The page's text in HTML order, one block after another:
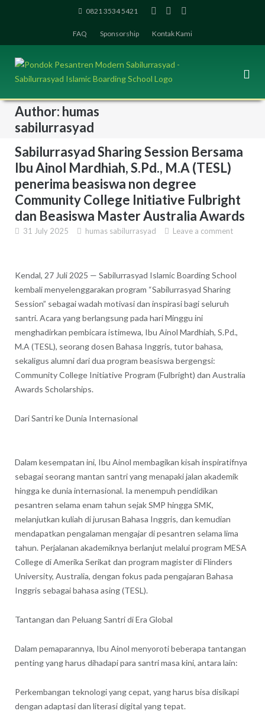
0821 3534 5421
FAQ Sponsorship Kontak Kami
Author: humas
sabilurrasyad
Sabilurrasyad Sharing Session Bersama
Ibu Ainol Mardhiah, S.Pd., M.A (TESL)
penerima beasiswa non degree
Community College Initiative Fulbright
dan Beasiswa Master Australia Awards
31 July 2025 humas sabilurrasyad Leave a comment
Kendal, 27 Juli 2025 — Sabilurrasyad Islamic Boarding School
kembali menyelenggarakan program “Sabilurrasyad Sharing
Session” sebagai wadah motivasi dan inspirasi bagi seluruh
santri. Acara yang berlangsung pada hari Minggu ini
menghadirkan pembicara istimewa, Ibu Ainol Mardhiah, S.Pd.,
M.A (TESL), seorang dosen Bahasa Inggris, tutor bahasa,
sekaligus alumni dari dua program beasiswa bergengsi:
Community College Initiative Program (Fulbright) dan Australia
Awards Scholarships.
Dari Santri ke Dunia Internasional
Dalam kesempatan ini, Ibu Ainol membagikan kisah inspiratifnya
sebagai seorang mantan santri yang menapaki jalan akademik
hingga ke dunia internasional. Ia menempuh pendidikan
pesantren selama enam tahun sejak SMP hingga SMK,
melanjutkan kuliah di jurusan Bahasa Inggris, dan kemudian
mendapatkan pengalaman mengajar di pesantren selama lima
tahun. Perjalanan akademiknya berlanjut melalui program MESA
College di Amerika Serikat dan program magister di Flinders
University, Australia, dengan fokus pada pengajaran Bahasa
Inggris sebagai bahasa asing (TESL).
Tantangan dan Peluang Santri di Era Global
Dalam pemaparannya, Ibu Ainol menyoroti beberapa tantangan
penting yang harus dihadapi para santri masa kini, antara lain:
Perkembangan teknologi yang cepat, yang harus bisa disikapi
dengan adaptasi dan literasi digital yang tepat.